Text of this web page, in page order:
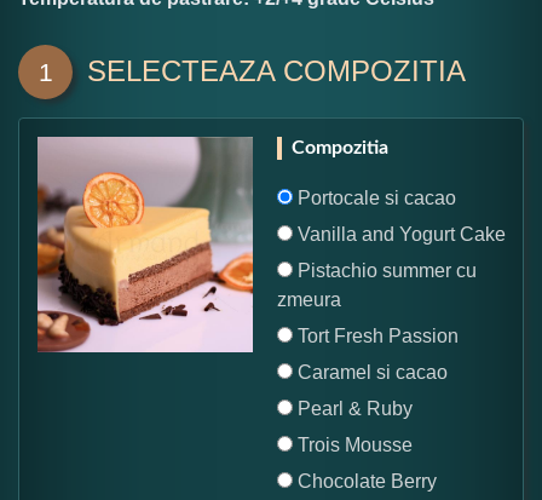
1 SELECTEAZA COMPOZITIA
Compozitia
Portocale si cacao
Vanilla and Yogurt Cake
Pistachio summer cu
zmeura
Tort Fresh Passion
Caramel si cacao
Pearl & Ruby
Trois Mousse
Chocolate Berry